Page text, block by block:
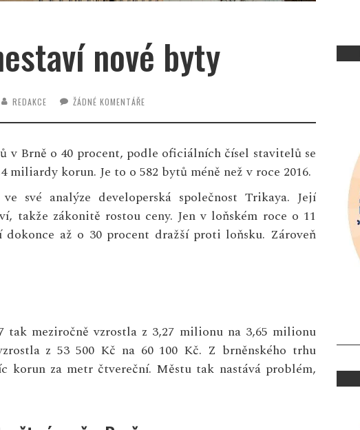
nové byty
REDAKCE ŽÁDNÉ KOMENTÁŘE
v Brně o 40 procent, podle oficiálních čísel stavitelů se
korun. Je to o 582 bytů méně než v roce 2016.
své analýze developerská společnost Trikaya. Její
takže zákonitě rostou ceny. Jen v loňském roce o 11
až o 30 procent dražší proti loňsku. Zároveň
tak meziročně vzrostla z 3,27 milionu na 3,65 milionu
z 53 500 Kč na 60 100 Kč. Z brněnského trhu
za metr čtvereční. Městu tak nastává problém,